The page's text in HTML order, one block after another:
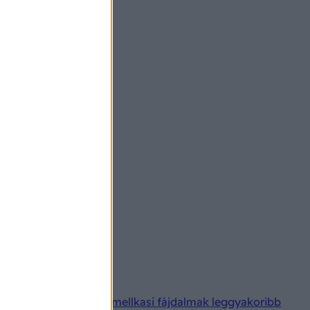
Ezek lehetnek a mellkasi fájdalmak leggyakoribb